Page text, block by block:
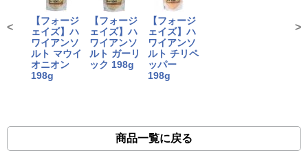
【フォージ
ェイズ】ハ
ワイアンソ
ルト マウイ
オニオン
198g
【フォージ
ェイズ】ハ
ワイアンソ
ルト ガーリ
ック 198g
【フォージ
ェイズ】ハ
ワイアンソ
ルト チリペ
ッパー
198g
< >
商品一覧に戻る